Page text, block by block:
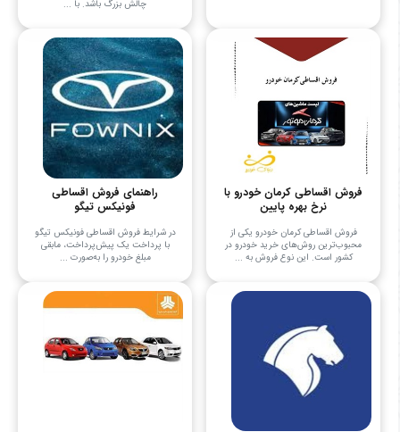
چالش بزرگ باشد. با ...
فروش اقساطی کرمان خودرو با
نرخ بهره پایین
فروش اقساطی کرمان خودرو یکی از
محبوب‌ترین روش‌های خرید خودرو در
کشور است. این نوع فروش به ...
راهنمای فروش اقساطی
فونیکس تیگو
در شرایط فروش اقساطی فونیکس تیگو
با پرداخت یک پیش‌پرداخت، مابقی
مبلغ خودرو را به‌صورت ...